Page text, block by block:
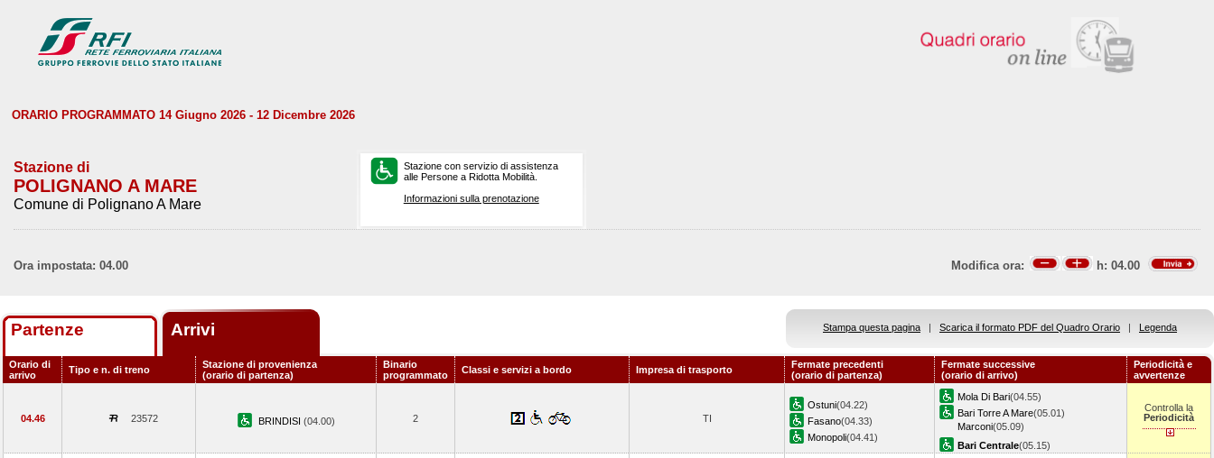
ORARIO PROGRAMMATO 14 Giugno 2026 - 12 Dicembre 2026
Stazione di
POLIGNANO A MARE
Comune di Polignano A Mare
Stazione con servizio di assistenza
alle Persone a Ridotta Mobilità.
Informazioni sulla prenotazione
Ora impostata: 04.00 Modifica ora: h: 04.00
Partenze Arrivi Stampa questa pagina | Scarica il formato PDF del Quadro Orario | Legenda
Orario di
arrivo
Tipo e n. di treno
Stazione di provenienza
(orario di partenza)
Binario
programmato
Classi e servizi a bordo Impresa di trasporto
Fermate precedenti
(orario di partenza)
Fermate successive
(orario di arrivo)
Periodicità e
avvertenze
04.46 23572 BRINDISI (04.00) 2 TI
Ostuni(04.22)
Fasano(04.33)
Monopoli(04.41)
Mola Di Bari(04.55)
Bari Torre A Mare(05.01)
Marconi(05.09)
Bari Centrale(05.15)
Controlla la
Periodicità